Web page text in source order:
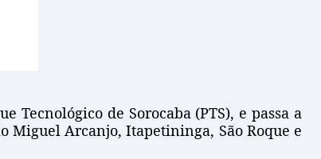
de Sorocaba (PTS), e passa a
Miguel Arcanjo, Itapetininga, São Roque e